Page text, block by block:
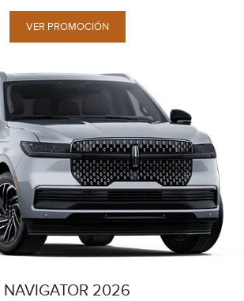
VER PROMOCIÓN
NAVIGATOR 2026